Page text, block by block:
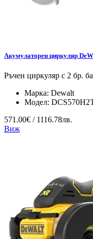
Акумулаторен циркуляр
Ръчен циркуляр с 2 бр.
Марка: Dewalt
Модел:
571.00€ / 1116.78лв.
Виж